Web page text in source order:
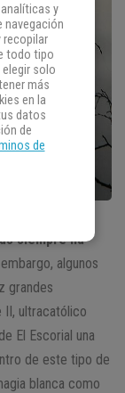
siempre ha
algunos
grandes
II, ultracatólico
El Escorial una
de este tipo de
blanca como
y
navegación
recopilar
todo tipo
elegir solo
más
en la
datos
de
de